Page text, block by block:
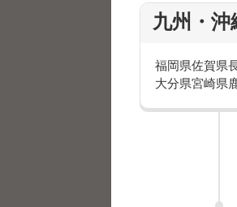
九州・沖
福岡県佐賀県
大分県宮崎県